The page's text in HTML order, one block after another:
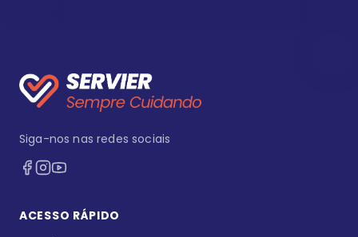
Siga-nos nas redes sociais
ACESSO RÁPIDO